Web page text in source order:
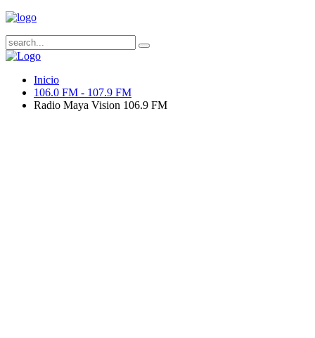
Inicio
106.0 FM - 107.9 FM
Radio Maya Vision 106.9 FM